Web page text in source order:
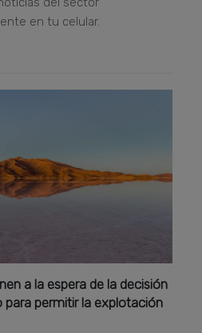
en tu celular.
a la espera de la decisión
para permitir la explotación